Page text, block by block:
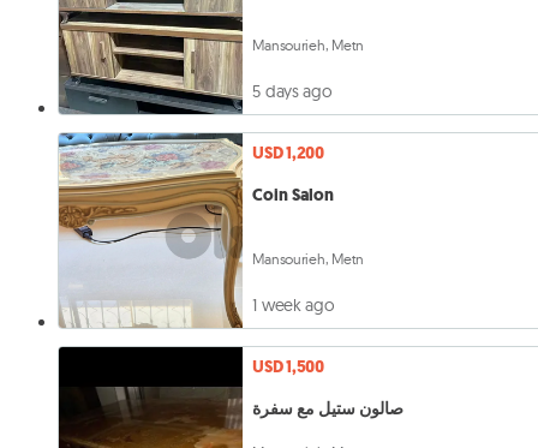
Mansourieh, Metn
5 days ago
USD 1,200
Coin Salon
Mansourieh, Metn
1 week ago
USD 1,500
صالون ستيل مع سفرة